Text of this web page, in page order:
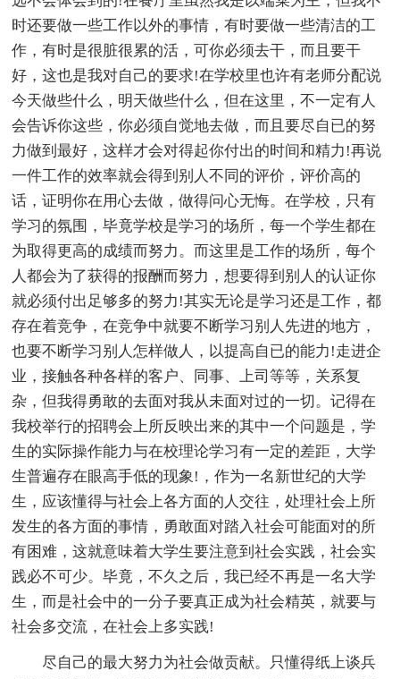
时还要做一些工作以外的事情，有时要做一些清洁的工
作，有时是很脏很累的活，可你必须去干，而且要干
好，这也是我对自己的要求!在学校里也许有老师分配说
今天做些什么，明天做些什么，但在这里，不一定有人
会告诉你这些，你必须自觉地去做，而且要尽自已的努
力做到最好，这样才会对得起你付出的时间和精力!再说
一件工作的效率就会得到别人不同的评价，评价高的
话，证明你在用心去做，做得问心无悔。在学校，只有
学习的氛围，毕竟学校是学习的场所，每一个学生都在
为取得更高的成绩而努力。而这里是工作的场所，每个
人都会为了获得的报酬而努力，想要得到别人的认证你
就必须付出足够多的努力!其实无论是学习还是工作，都
存在着竞争，在竞争中就要不断学习别人先进的地方，
也要不断学习别人怎样做人，以提高自已的能力!走进企
业，接触各种各样的客户、同事、上司等等，关系复
杂，但我得勇敢的去面对我从未面对过的一切。记得在
我校举行的招聘会上所反映出来的其中一个问题是，学
生的实际操作能力与在校理论学习有一定的差距，大学
生普遍存在眼高手低的现象!，作为一名新世纪的大学
生，应该懂得与社会上各方面的人交往，处理社会上所
发生的各方面的事情，勇敢面对踏入社会可能面对的所
有困难，这就意味着大学生要注意到社会实践，社会实
践必不可少。毕竟，不久之后，我已经不再是一名大学
生，而是社会中的一分子要真正成为社会精英，就要与
社会多交流，在社会上多实践!
尽自己的最大努力为社会做贡献。只懂得纸上谈兵